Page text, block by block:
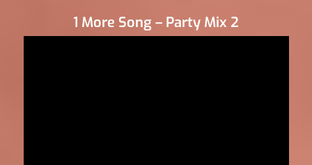
1 More Song – Party Mix 2